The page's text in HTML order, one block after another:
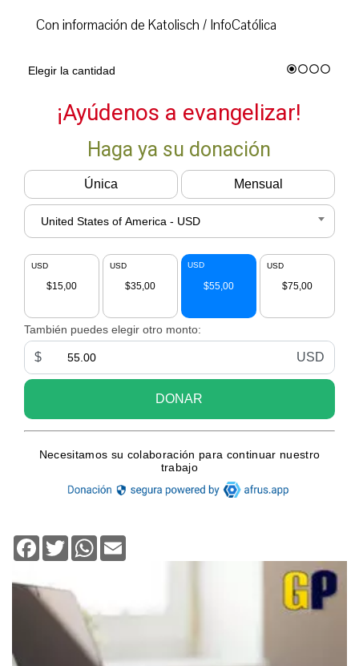
Con información de Katolisch / InfoCatólica
Facebook
TwitterWhatsApp